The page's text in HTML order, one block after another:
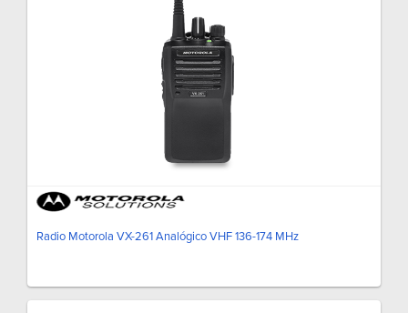
Radio Motorola VX-261 Analógico VHF 136-174 MHz